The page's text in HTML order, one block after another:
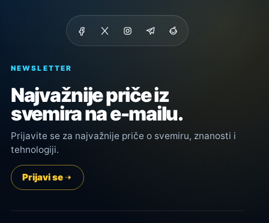
NEWSLETTER
Najvažnije priče iz
svemira na e-mailu.
Prijavite se za najvažnije priče o svemiru, znanosti i
tehnologiji.
Prijavi se